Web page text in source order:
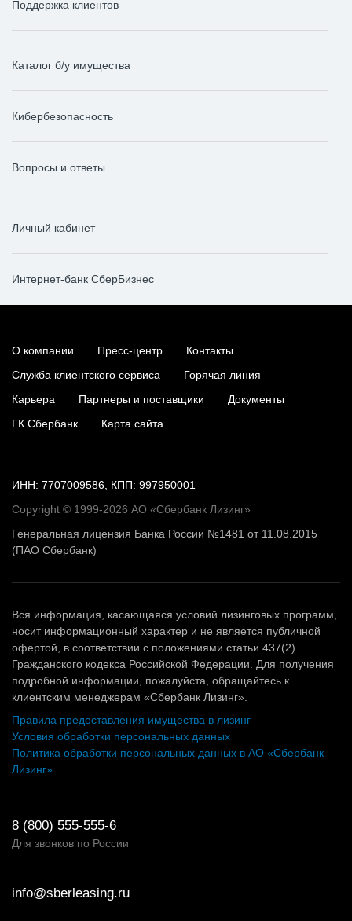
Поддержка клиентов
Каталог б/у имущества
Кибербезопасность
Вопросы и ответы
Личный кабинет
Интернет-банк СберБизнес
О компании Пресс-центр
Контакты
Служба клиентского сервиса
Горячая линия
Карьера
Партнеры и поставщики
Документы
ГК Сбербанк
Карта сайта
ИНН: 7707009586, КПП: 997950001
Copyright © 1999-2026 АО «Сбербанк Лизинг»
Генеральная лицензия Банка России №1481 от 11.08.2015
(ПАО Сбербанк)
Вся информация, касающаяся условий лизинговых программ,
носит информационный характер и не является публичной
офертой, в соответствии с положениями статьи 437(2)
Гражданского кодекса Российской Федерации. Для получения
подробной информации, пожалуйста, обращайтесь к
клиентским менеджерам «Сбербанк Лизинг».
Правила предоставления имущества в лизинг
Условия обработки персональных данных
Политика обработки персональных данных в АО «Сбербанк
Лизинг»
8 (800) 555-555-6
Для звонков по России
info@sberleasing.ru